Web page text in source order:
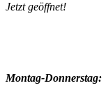
Jetzt geöffnet!
Montag-Donnerstag: